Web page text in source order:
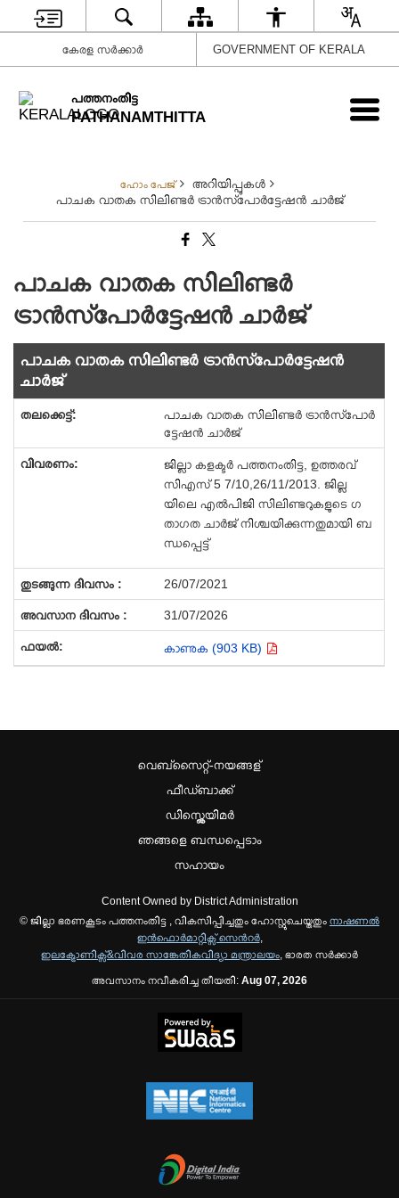
കേരള സർക്കാർ GOVERNMENT OF KERALA
പത്തനംതിട്ട
PATHANAMTHITTA
ഹോം പേജ്
അറിയിപ്പുകള്‍
പാചക വാതക സിലിണ്ടർ ട്രാൻസ്‌പോർട്ടേഷൻ ചാർജ്
പാചക വാതക സിലിണ്ടർ
ട്രാൻസ്‌പോർട്ടേഷൻ ചാർജ്
പാചക വാതക സിലിണ്ടർ ട്രാൻസ്‌പോർട്ടേഷൻ
ചാർജ്
പാചക വാതക സിലിണ്ടർ ട്രാൻസ്‌പോർ
ട്ടേഷൻ ചാർജ്
ജില്ലാ കളക്ടർ പത്തനംതിട്ട, ഉത്തരവ്
സി‌എസ് 5 7/10,26/11/2013. ജില്ല
യിലെ എൽ‌പി‌ജി സിലിണ്ടറുകളുടെ ഗ
താഗത ചാർജ് നിശ്ചയിക്കുന്നതുമായി ബ
ന്ധപ്പെട്ട്
26/07/2021
31/07/2026
കാണുക (903 KB)
വെബ്സൈറ്റ്-നയങ്ങള്
ഫീഡ്ബാക്ക്
ഡിസ്ക്ലെയിമർ
ഞങ്ങളെ ബന്ധപ്പെടാം
സഹായം
Content Owned by District Administration
© ജില്ലാ ഭരണകൂടം പത്തനംതിട്ട , വികസിപ്പിച്ചതും ഹോസ്റ്റുചെയ്തതും നാഷണല്‍
ഇന്‍ഫൊര്‍മാറ്റിക്സ് സെന്‍റര്‍,
ഇലക്ട്രോണിക്സ്&വിവര സാങ്കേതികവിദ്യാ മന്ത്രാലയം, ഭാരത സര്‍ക്കാര്‍
അവസാനം നവീകരിച്ച തീയതി: Aug 07, 2026